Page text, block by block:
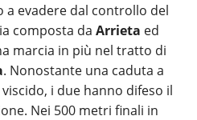
evadere dal controllo del
composta da Arrieta ed
marcia in più nel tratto di
. Nonostante una caduta a
i due hanno difeso il
Nei 500 metri finali in